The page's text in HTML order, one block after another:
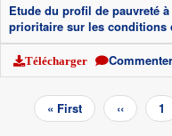
Etude du profil de pauvreté
prioritaire sur les conditions
Télécharger Commenter
Pagination
Première
page
« First
Page
précédente
‹‹ 1